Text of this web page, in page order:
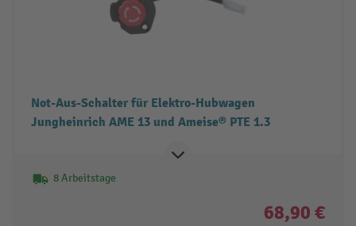
Not-Aus-Schalter für Elektro-Hubwagen
Jungheinrich AME 13 und Ameise® PTE 1.3
8 Arbeitstage
68,90 €